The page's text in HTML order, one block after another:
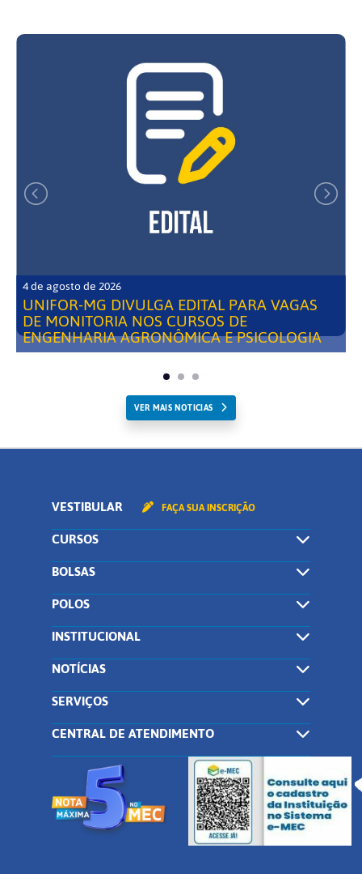
4 de agosto de 2026
UNIFOR-MG DIVULGA EDITAL PARA VAGAS
DE MONITORIA NOS CURSOS DE
ENGENHARIA AGRONÔMICA E PSICOLOGIA
VER MAIS NOTICIAS
VESTIBULAR FAÇA SUA INSCRIÇÃO
CURSOS
BOLSAS
POLOS
INSTITUCIONAL
NOTÍCIAS
SERVIÇOS
CENTRAL DE ATENDIMENTO